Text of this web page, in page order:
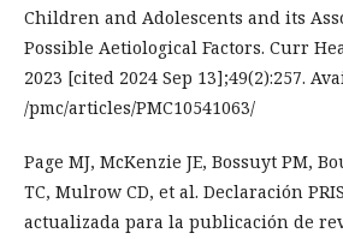
Children and Adolescents and its
Possible Aetiological Factors. Curr
2023 [cited 2024 Sep 13];49(2):257.
/pmc/articles/PMC10541063/
Page MJ, McKenzie JE, Bossuyt PM,
TC, Mulrow CD, et al. Declaración
actualizada para la publicación de